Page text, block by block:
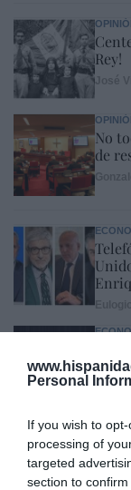
Personal
If you wish to
processing of
targeted
section to
Rey!
No
de